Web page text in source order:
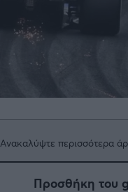
Ανακαλύψτε περισσότερα
Προσθήκη του